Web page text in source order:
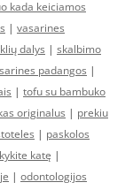
kada keiciamos
| vasarines
dalys | skalbimo
padangos |
| tofu su bambuko
originalus | prekiu
| paskolos
katę |
| odontologijos